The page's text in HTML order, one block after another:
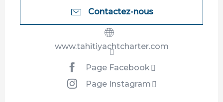
Contactez-nous
www.tahitiyachtcharter.com
Page Facebook
Page Instagram